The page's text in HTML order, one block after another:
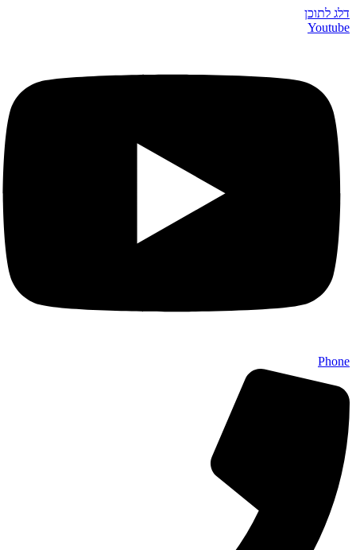
דלג לתוכן
Youtube
Phone